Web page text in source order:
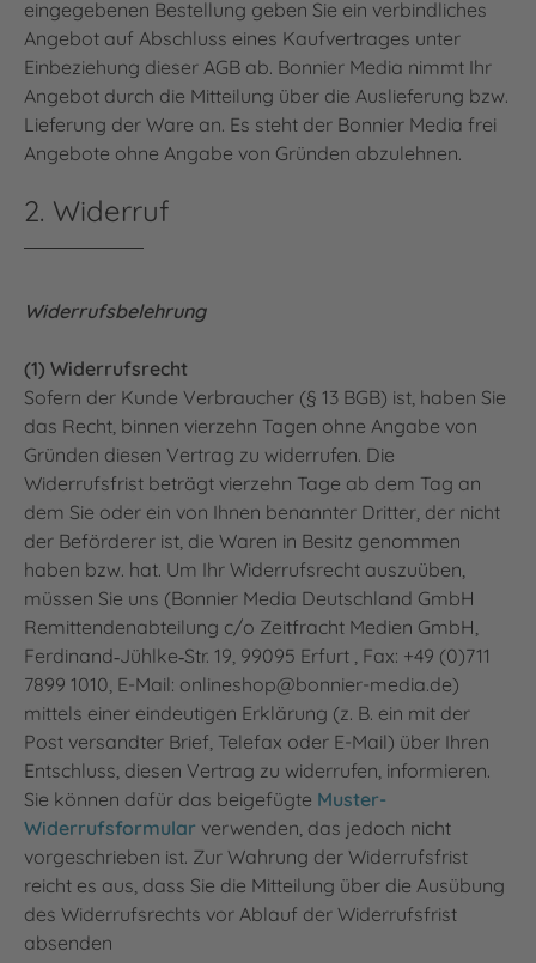
eingegebenen Bestellung geben Sie ein verbindliches
Angebot auf Abschluss eines Kaufvertrages unter
Einbeziehung dieser AGB ab. Bonnier Media nimmt Ihr
Angebot durch die Mitteilung über die Auslieferung bzw.
Lieferung der Ware an. Es steht der Bonnier Media frei
Angebote ohne Angabe von Gründen abzulehnen.
2. Widerruf
Widerrufsbelehrung
(1) Widerrufsrecht
Sofern der Kunde Verbraucher (§ 13 BGB) ist, haben Sie
das Recht, binnen vierzehn Tagen ohne Angabe von
Gründen diesen Vertrag zu widerrufen. Die
Widerrufsfrist beträgt vierzehn Tage ab dem Tag an
dem Sie oder ein von Ihnen benannter Dritter, der nicht
der Beförderer ist, die Waren in Besitz genommen
haben bzw. hat. Um Ihr Widerrufsrecht auszuüben,
müssen Sie uns (Bonnier Media Deutschland GmbH
Remittendenabteilung c/o Zeitfracht Medien GmbH,
Ferdinand‐Jühlke‐Str. 19, 99095 Erfurt , Fax: +49 (0)711
7899 1010, E-Mail: onlineshop@bonnier-media.de)
mittels einer eindeutigen Erklärung (z. B. ein mit der
Post versandter Brief, Telefax oder E-Mail) über Ihren
Entschluss, diesen Vertrag zu widerrufen, informieren.
Sie können dafür das beigefügte Muster-
Widerrufsformular verwenden, das jedoch nicht
vorgeschrieben ist. Zur Wahrung der Widerrufsfrist
reicht es aus, dass Sie die Mitteilung über die Ausübung
des Widerrufsrechts vor Ablauf der Widerrufsfrist
absenden